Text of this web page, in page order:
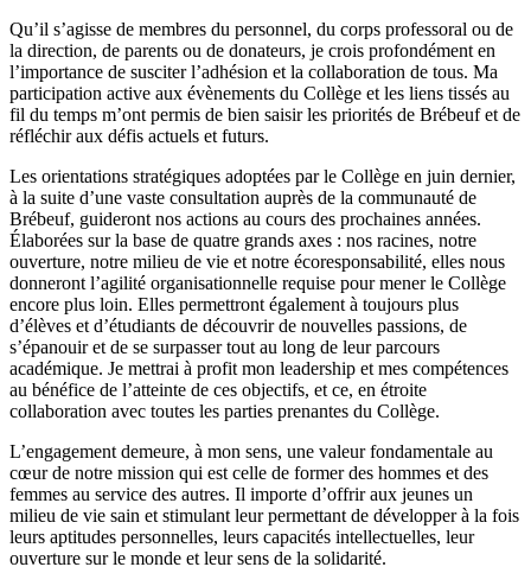
Qu’il s’agisse de membres du personnel, du corps professoral ou de
la direction, de parents ou de donateurs, je crois profondément en
l’importance de susciter l’adhésion et la collaboration de tous. Ma
participation active aux évènements du Collège et les liens tissés au
fil du temps m’ont permis de bien saisir les priorités de Brébeuf et de
réfléchir aux défis actuels et futurs.
Les orientations stratégiques adoptées par le Collège en juin dernier,
à la suite d’une vaste consultation auprès de la communauté de
Brébeuf, guideront nos actions au cours des prochaines années.
Élaborées sur la base de quatre grands axes : nos racines, notre
ouverture, notre milieu de vie et notre écoresponsabilité, elles nous
donneront l’agilité organisationnelle requise pour mener le Collège
encore plus loin. Elles permettront également à toujours plus
d’élèves et d’étudiants de découvrir de nouvelles passions, de
s’épanouir et de se surpasser tout au long de leur parcours
académique. Je mettrai à profit mon leadership et mes compétences
au bénéfice de l’atteinte de ces objectifs, et ce, en étroite
collaboration avec toutes les parties prenantes du Collège.
L’engagement demeure, à mon sens, une valeur fondamentale au
cœur de notre mission qui est celle de former des hommes et des
femmes au service des autres. Il importe d’offrir aux jeunes un
milieu de vie sain et stimulant leur permettant de développer à la fois
leurs aptitudes personnelles, leurs capacités intellectuelles, leur
ouverture sur le monde et leur sens de la solidarité.